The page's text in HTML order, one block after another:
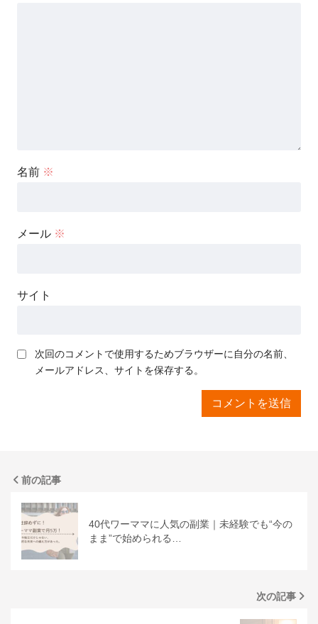
名前 ※
メール ※
サイト
次回のコメントで使用するためブラウザーに自分の名前、
メールアドレス、サイトを保存する。
前の記事
40代ワーママに人気の副業｜未経験でも“今の
まま”で始められる…
次の記事